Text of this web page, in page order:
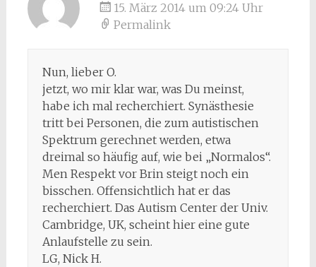
15. März 2014 um 09:24 Uhr
Permalink
Nun, lieber O.
jetzt, wo mir klar war, was Du meinst,
habe ich mal recherchiert. Synästhesie
tritt bei Personen, die zum autistischen
Spektrum gerechnet werden, etwa
dreimal so häufig auf, wie bei „Normalos“.
Men Respekt vor Brin steigt noch ein
bisschen. Offensichtlich hat er das
recherchiert. Das Autism Center der Univ.
Cambridge, UK, scheint hier eine gute
Anlaufstelle zu sein.
LG, Nick H.